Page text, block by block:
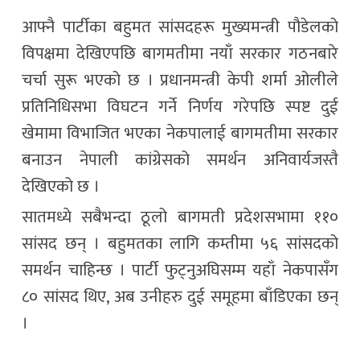
आफ्नै पार्टीका बहुमत सांसदहरू मुख्यमन्त्री पौडेलको
विपक्षमा देखिएपछि बागमतीमा नयाँ सरकार गठनबारे
चर्चा सुरू भएको छ । प्रधानमन्त्री केपी शर्मा ओलीले
प्रतिनिधिसभा विघटन गर्ने निर्णय गरेपछि स्पष्ट दुई
खेमामा विभाजित भएका नेकपालाई बागमतीमा सरकार
बनाउन नेपाली कांग्रेसको समर्थन अनिवार्यजस्तै
देखिएको छ ।
सातमध्ये सबैभन्दा ठूलो बागमती प्रदेशसभामा ११०
सांसद छन् । बहुमतका लागि कम्तीमा ५६ सांसदको
समर्थन चाहिन्छ । पार्टी फुट्नुअघिसम्म यहाँ नेकपासँग
८० सांसद थिए, अब उनीहरु दुई समूहमा बाँडिएका छन्
।